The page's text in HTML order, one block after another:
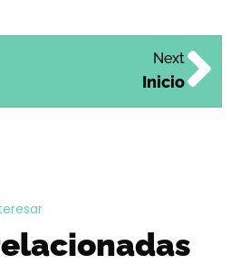
Next
Inicio